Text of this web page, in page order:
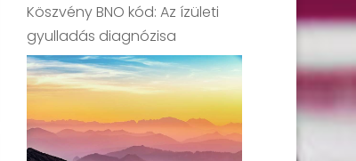
Köszvény BNO kód: Az ízületi
gyulladás diagnózisa